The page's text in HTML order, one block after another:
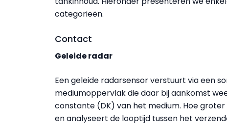
categorieën.
Contact
Geleide radar
Een geleide radarsensor verstuurt via een
mediumoppervlak die daar bij aankomst
constante (DK) van het medium. Hoe
en analyseert de looptijd tussen het